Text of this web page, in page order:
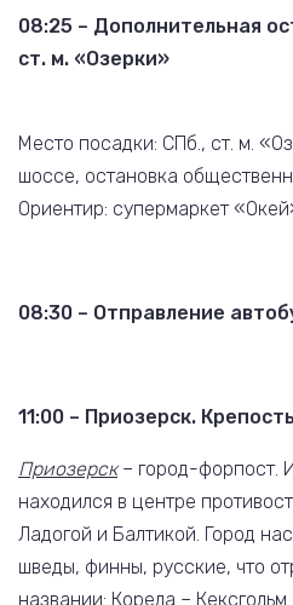
08:25 – Дополнительная
ст. м. «Озерки»
Место посадки: СПб., ст. м.
шоссе, остановка
Ориентир: супермаркет
08:30 – Отправление
11:00 – Приозерск.
Приозерск– город-форпост.
находился в центре
Ладогой и Балтикой. Город
шведы, финны, русские, что
названии: Корела –